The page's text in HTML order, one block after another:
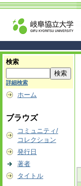
検索
詳細検索
ホーム
ブラウズ
コミュニティ/
コレクション
発行日
著者
タイトル